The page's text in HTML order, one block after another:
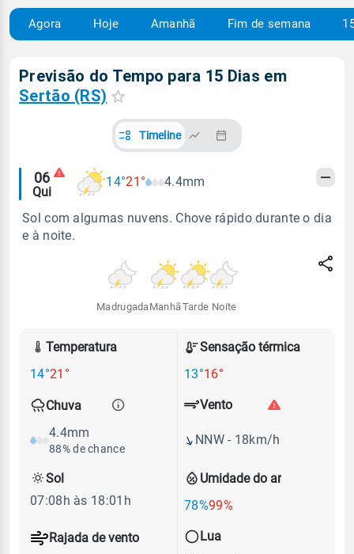
Agora Hoje Amanhã Fim de semana
Previsão do Tempo para 15 Dias em
Sertão (RS)
Timeline
Alertas
meteorológicos
06
Qui
14°21° 4.4mm
Sol com algumas nuvens. Chove rápido durante o dia
e à noite.
Madrugada Manhã Tarde Noite
Temperatura
14°21°
Sensação térmica
13°16°
Chuva
4.4mm
88% de chance
Umidade do ar
78%99%
Vento
NNW - 18km/h
Rajada de vento
Sol
07:08h às 18:01h
Lua